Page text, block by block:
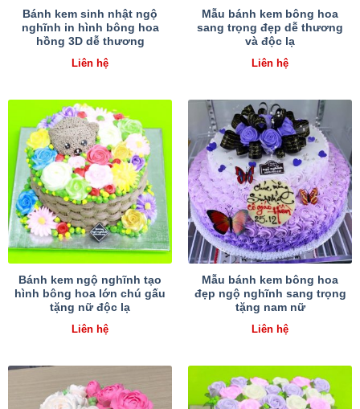
Bánh kem sinh nhật ngộ
nghĩnh in hình bông hoa
hồng 3D dễ thương
Liên hệ
Mẫu bánh kem bông hoa
sang trọng đẹp dễ thương
và độc lạ
Liên hệ
Bánh kem ngộ nghĩnh tạo
hình bông hoa lớn chú gấu
tặng nữ độc lạ
Liên hệ
Mẫu bánh kem bông hoa
đẹp ngộ nghĩnh sang trọng
tặng nam nữ
Liên hệ